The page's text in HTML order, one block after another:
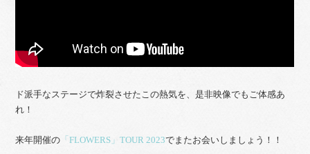
ド派手なステージで炸裂させたこの熱気を、是非映像でもご体感あ
れ！
来年開催の 「FLOWERS」TOUR 2023でまたお会いしましょう！！